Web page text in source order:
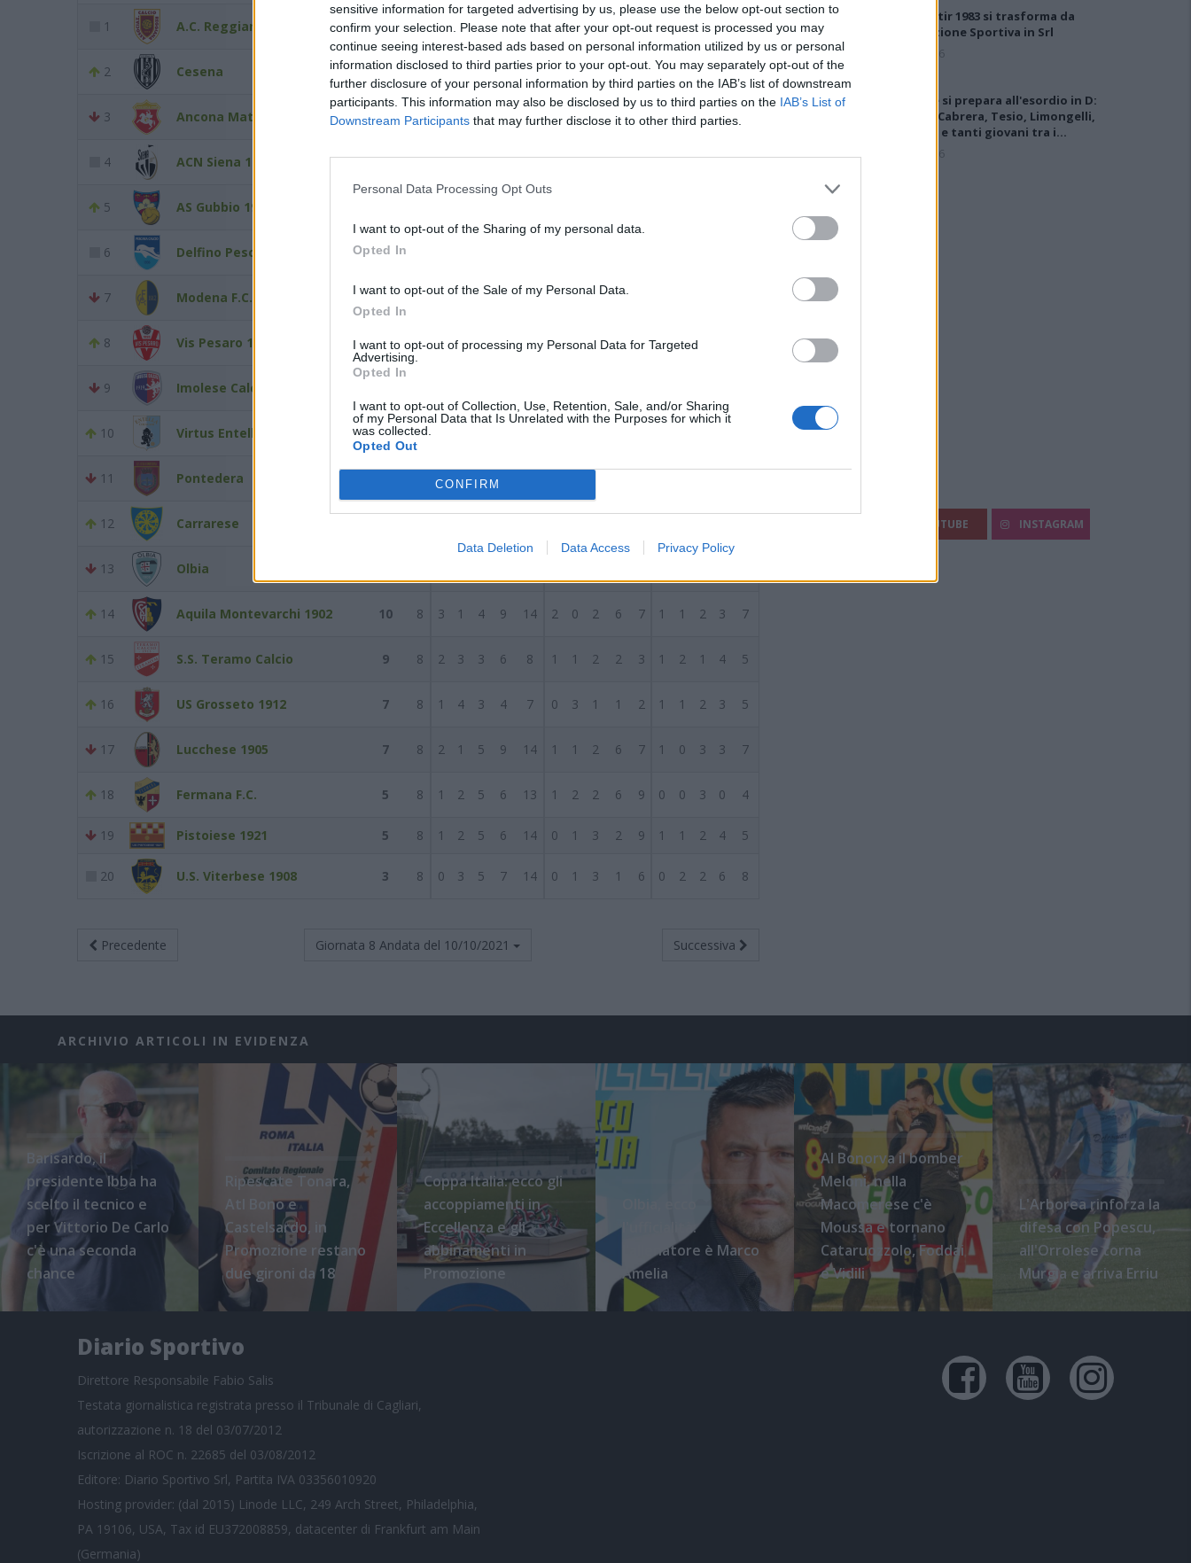
sensitive information for targeted advertising by us, please use the below opt-out section to
confirm your selection. Please note that after your opt-out request is processed you may
continue seeing interest-based ads based on personal information utilized by us or personal
information disclosed to third parties prior to your opt-out. You may separately opt-out of the
further disclosure of your personal information by third parties on the IAB’s list of downstream
participants. This information may also be disclosed by us to third parties on the IAB’s List of
Downstream Participants that may further disclose it to other third parties.
Personal Data Processing Opt Outs
I want to opt-out of the Sharing of my personal data.
Opted In
I want to opt-out of the Sale of my Personal Data.
Opted In
I want to opt-out of processing my Personal Data for Targeted
Advertising.
Opted In
I want to opt-out of Collection, Use, Retention, Sale, and/or Sharing
of my Personal Data that Is Unrelated with the Purposes for which it
was collected.
Opted Out
CONFIRM
Data Deletion Data Access Privacy Policy
1 A.C. Reggiana 1919 20 8 6 2 0 15 3 3 1 0 7 0 3 1 0 8 3
2 Cesena 17 8 5 2 1 8 3 1 2 1 3 2 4 0 0 5 1
3 Ancona Matelica 16 8 5 1 2 15 8 4 0 0 10 4 1 1 2 5
4 ACN Siena 1904 13 8 3 4 1 10 3 2 1 1 6 2 1 3 0 4 1
5 AS Gubbio 1910
6 Delfino Pescara 1936 13
7 Modena F.C. 2018 12 8 3 3 2 11 7 1 2 1 4
8 Vis Pesaro 1898 12 8 3 3 2 11 12 1 1 1 4 4 2 2
9 Imolese Calcio 1919
10 Virtus Entella 11 8
11 Pontedera 3 2 3 11
12 Carrarese
13 Olbia
14 Aquila Montevarchi 1902 10 8 3 1 4 9 14 2 0 2 6 7 1 1 2 3 7
15 S.S. Teramo Calcio 9 8 2 3 3 6 8 1 1 2 2 3 1 2 1 4 5
16 US Grosseto 1912 7 8 1 4 3 4 7 0 3 1 1 2 1 1 2 3 5
17 Lucchese 1905 7 8 2 1 5 9 14 1 1 2 6 7 1 0 3 3 7
18 Fermana F.C. 5 8 1 2 5 6 13 1 2 2 6 9 0 0 3 0 4
19 Pistoiese 1921 5 8 1 2 5 6 14 0 1 3 2 9 1 1 2 4 5
20 U.S. Viterbese 1908 3 8 0 3 5 7 14 0 1 3 1 6 0 2 2 6 8
Precedente Giornata 8 Andata del 10/10/2021 Successiva
Il Monastir 1983 si trasforma da
Associazione Sportiva in Srl
7 Ago 2026
L'Ossese si prepara all'esordio in D:
Forzati, Cabrera, Tesio, Limongelli,
Bolzicco e tanti giovani tra i…
7 Ago 2026
YOUTUBE INSTAGRAM
ARCHIVIO ARTICOLI IN EVIDENZA
Barisardo, il
presidente Ibba ha
scelto il tecnico e
per Vittorio De Carlo
c'è una seconda
chance
Ripescate Tonara,
Atl Bono e
Castelsardo, in
Promozione restano
due gironi da 18
Coppa Italia: ecco gli
accoppiamenti in
Eccellenza e gli
abbinamenti in
Promozione
l'ufficialità:
l'allenatore è Marco
Amelia
Al Bonorva il bomber
Meloni, nella
Macomerese c'è
Moussa e tornano
Cataruozzolo, Foddai
e Vidili
L'Arborea rinforza la
difesa con Popescu,
all'Orrolese torna
Murgia e arriva Erriu
Diario Sportivo
Direttore Responsabile Fabio Salis
Testata giornalistica registrata presso il Tribunale di Cagliari,
autorizzazione n. 18 del 03/07/2012
Iscrizione al ROC n. 22685 del 03/08/2012
Editore: Diario Sportivo Srl, Partita IVA 03356010920
Hosting provider: (dal 2015) Linode LLC, 249 Arch Street, Philadelphia,
PA 19106, USA, Tax id EU372008859, datacenter di Frankfurt am Main
(Germania)